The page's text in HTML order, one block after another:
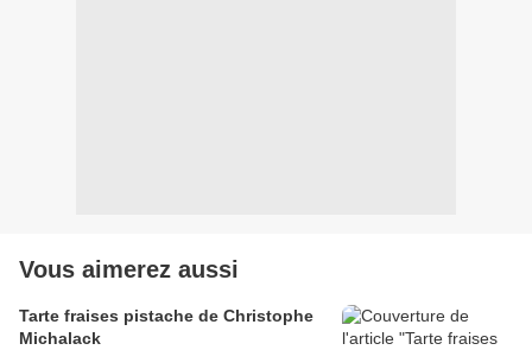
Vous aimerez aussi
Tarte fraises pistache de Christophe
Michalack